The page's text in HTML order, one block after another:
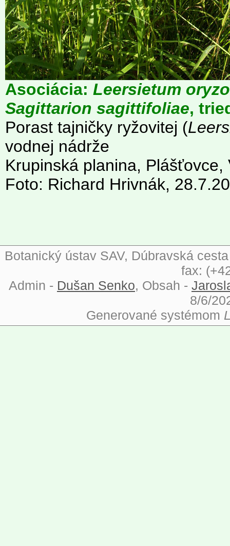
Asociácia: Leersietum
Sagittarion sagittifoliae,
Porast tajničky ryžovitej (
vodnej nádrže
Krupinská planina,
Foto: Richard Hrivnák,
Botanický ústav SAV, Dúbravská
fax:
Admin - Dušan Senko, Obsah -
8/6/
Generované systémom